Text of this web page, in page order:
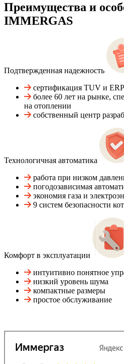
Преимущества и
IMMERGAS
Подтвержденная надежность
сертификация TUV и ERP
более 60 лет на рынке,
на отоплении
собственный центр
Технологичная автоматика
работа при низком
погодозависимая
экономия газа и
9 систем безопасности
Комфорт в эксплуатации
интуитивно понятное
низкий уровень шума
компактные размеры
простое обслуживание